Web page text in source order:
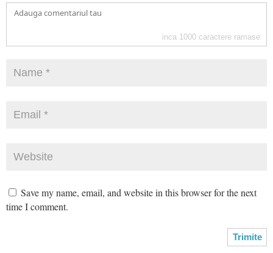
inca 1000 caractere ramase
Save my name, email, and website in this browser for the next
time I comment.